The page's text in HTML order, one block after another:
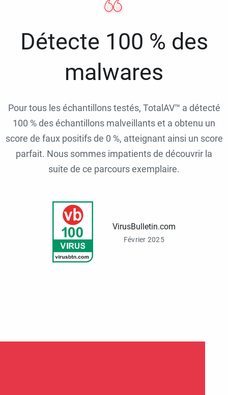
Détecte 100 % des
malwares
Pour tous les échantillons testés, TotalAV™ a détecté
100 % des échantillons malveillants et a obtenu un
score de faux positifs de 0 %, atteignant ainsi un score
parfait. Nous sommes impatients de découvrir la
suite de ce parcours exemplaire.
VirusBulletin.com
Février 2025